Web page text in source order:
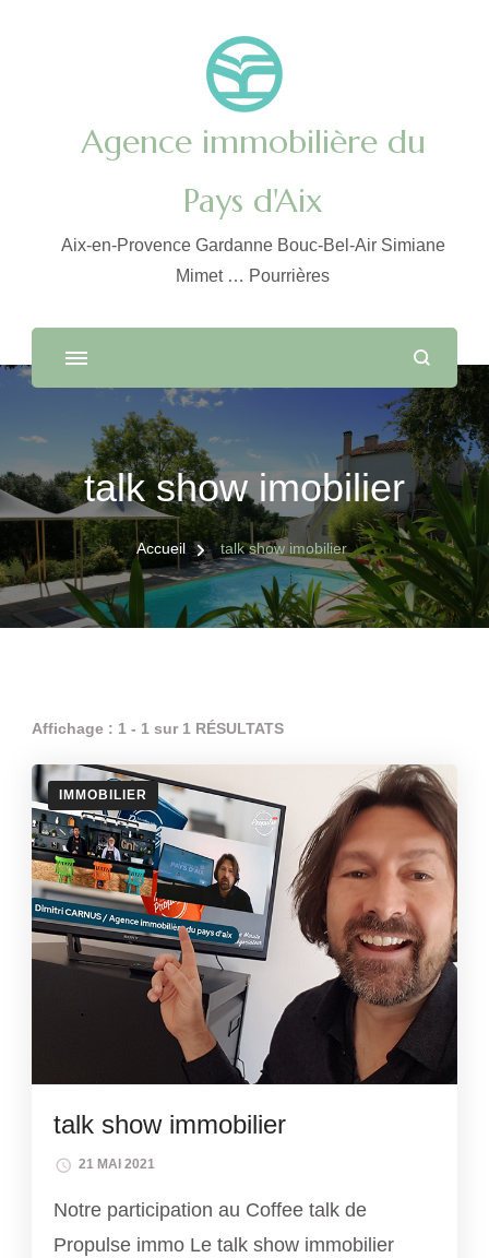
Agence immobilière du
Pays d'Aix
Aix-en-Provence Gardanne Bouc-Bel-Air Simiane
Mimet … Pourrières
talk show imobilier
Accueil talk show imobilier
Affichage : 1 - 1 sur 1 RÉSULTATS
IMMOBILIER
talk show immobilier
21 MAI 2021
Notre participation au Coffee talk de
Propulse immo Le talk show immobilier